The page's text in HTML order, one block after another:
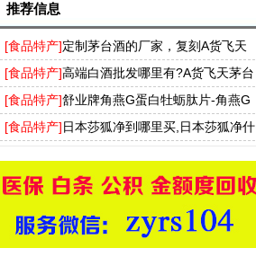
荐信息
[食品特产]定制茅台酒的厂家，复刻A货飞天
茅台53度一手货源批发
[食品特产]高端白酒批发哪里有?A货飞天茅台
酒批发市场供应商家
[食品特产]舒业牌角燕G蛋白牡蛎肽片-角燕G
蛋白胶囊升级产品男性口服保健品
[食品特产]日本莎狐净到哪里买,日本莎狐净什